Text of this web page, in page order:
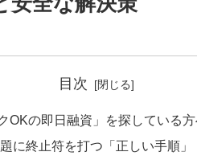
目次
OKの即日融資」を探している
に終止符を打つ「正しい手順」